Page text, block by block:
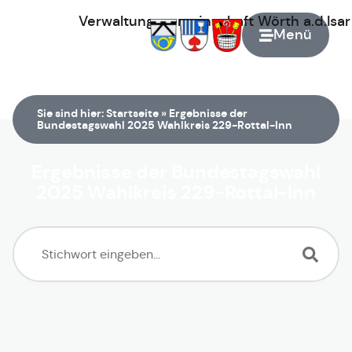
Menü
Verwaltungsgemeinschaft Wörth
Sie sind hier:Startseite » Ergebnisse der
Bundestagswahl 2025 Wahlkreis 229-Rottal-Inn